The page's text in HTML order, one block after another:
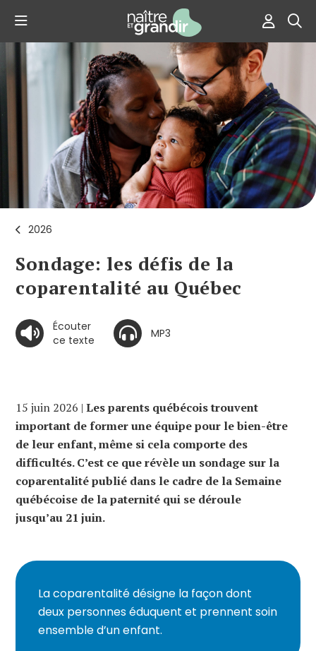
2026
Sondage: les défis de la
coparentalité au Québec
Écouter
ce texte
MP3
15 juin 2026 | Les parents québécois trouvent
important de former une équipe pour le bien-être
de leur enfant, même si cela comporte des
difficultés. C’est ce que révèle un sondage sur la
coparentalité publié dans le cadre de la Semaine
québécoise de la paternité qui se déroule
jusqu’au 21 juin.
La coparentalité désigne la façon dont
deux personnes éduquent et prennent soin
ensemble d’un enfant.